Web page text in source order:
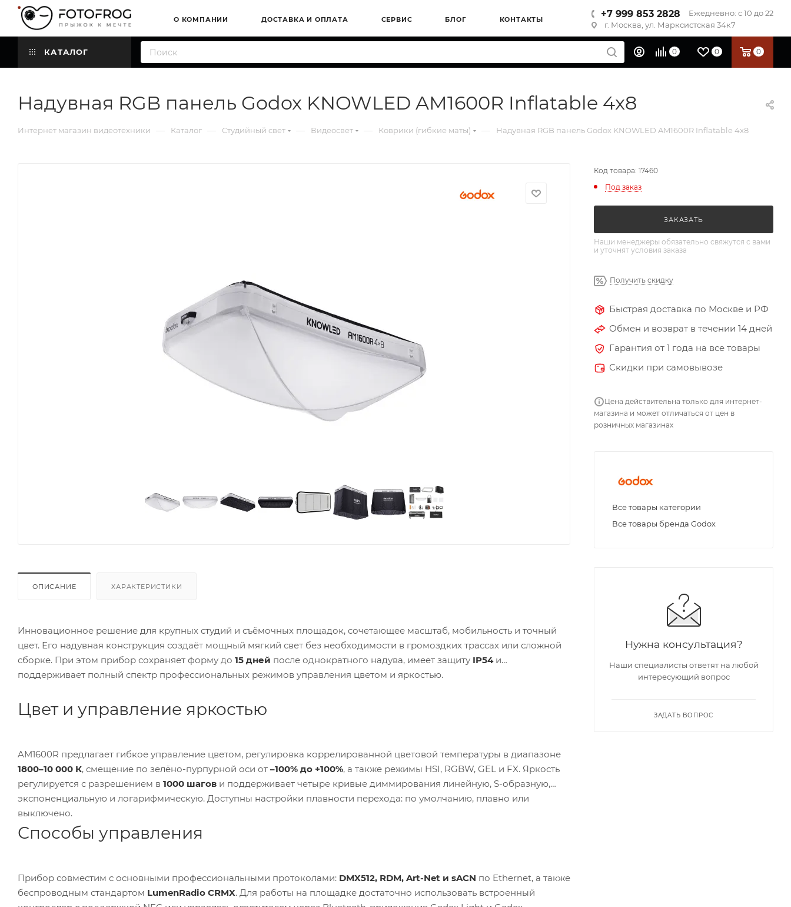
О КОМПАНИИ ДОСТАВКА И ОПЛАТА СЕРВИС БЛОГ КОНТАКТЫ
+7 999 853 2828
Ежедневно: с 10 до 22
г. Москва, ул. Марксистская 34к7
КАТАЛОГ 0 0 0
Надувная RGB панель Godox KNOWLED AM1600R Inflatable 4x8
Интернет магазин видеотехники — Каталог — Студийный свет — Видеосвет — Коврики (гибкие маты) — Надувная RGB панель Godox KNOWLED AM1600R Inflatable 4x8
ОПИСАНИЕ ХАРАКТЕРИСТИКИ
Инновационное решение для крупных студий и съёмочных площадок, сочетающее масштаб, мобильность и точный
цвет. Его надувная конструкция создаёт мощный мягкий свет без необходимости в громоздких трассах или сложной
сборке. При этом прибор сохраняет форму до 15 дней после однократного надува, имеет защиту IP54и
поддерживает полный спектр профессиональных режимов управления цветом и яркостью.
Цвет и управление яркостью
AM1600R предлагает гибкое управление цветом, регулировка коррелированной цветовой температуры в диапазоне
1800–10 000 К, смещение по зелёно-пурпурной оси от –100% до +100%, а также режимы HSI, RGBW, GEL и FX. Яркость
регулируется с разрешением в 1000 шагов и поддерживает четыре кривые диммирования линейную, S-образную,
экспоненциальную и логарифмическую. Доступны настройки плавности перехода: по умолчанию, плавно или
выключено.
Способы управления
Прибор совместим с основными профессиональными протоколами: DMX512, RDM, Art-Net и sACN по Ethernet, а также
беспроводным стандартом LumenRadio CRMX. Для работы на площадке достаточно использовать встроенный
Код товара: 17460
Под заказ
ЗАКАЗАТЬ
Наши менеджеры обязательно свяжутся с вами
и уточнят условия заказа
Получить скидку
Быстрая доставка по Москве и РФ
Обмен и возврат в течении 14 дней
Гарантия от 1 года на все товары
Скидки при самовывозе
Цена действительна только для интернет-
магазина и может отличаться от цен в
розничных магазинах
Все товары категории
Все товары бренда Godox
Нужна консультация?
Наши специалисты ответят на любой
интересующий вопрос
ЗАДАТЬ ВОПРОС